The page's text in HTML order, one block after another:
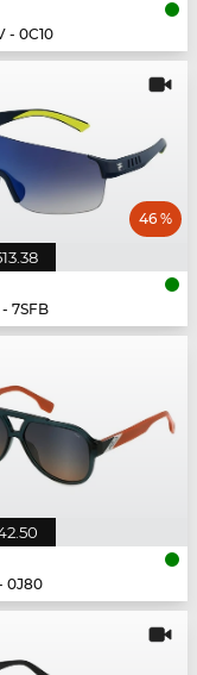
- 0C10
46 %
7SFB
0J80